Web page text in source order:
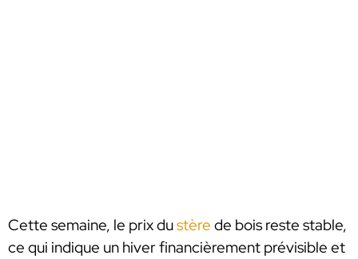
Cette semaine, le prix dustère de bois reste stable,
ce qui indique un hiver financièrement prévisible et